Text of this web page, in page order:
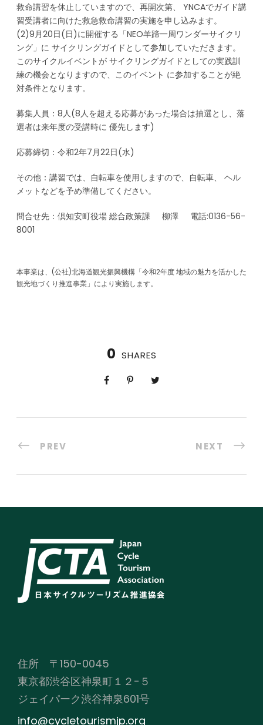
救命講習を休止していますので、再開次第、 YNCAでガイド講
習受講者に向けた救急救命講習の実施を申し込みます。
(2)9月20日(日)に開催する「NEO羊蹄一周ワンダーサイクリ
ング」に サイクリングガイドとして参加していただきます。
このサイクルイベントが サイクリングガイドとしての実践訓
練の機会となりますので、このイベント に参加することが絶
対条件となります。
募集人員：8人(8人を超える応募があった場合は抽選とし、落
選者は来年度の受講時に 優先します)
応募締切：令和2年7月22日(水)
その他：講習では、自転車を使用しますので、自転車、 ヘル
メットなどを予め準備してください。
問合せ先：倶知安町役場 総合政策課 柳澤 電話:0136-56-
8001
本事業は、(公社)北海道観光振興機構「令和2年度 地域の魅力を活かした
観光地づくり推進事業」により実施します。
0 SHARES
PREV NEXT
住所 〒150-0045
東京都渋谷区神泉町１２−５
ジェイパーク渋谷神泉601号
info@cycletourismjp.org